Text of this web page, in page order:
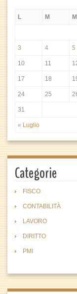
L
M M
« Luglio
3 4 5
10 11
17 18
24 25
31
Categorie
FISCO
CONTABILITÀ
LAVORO
DIRITTO
PMI